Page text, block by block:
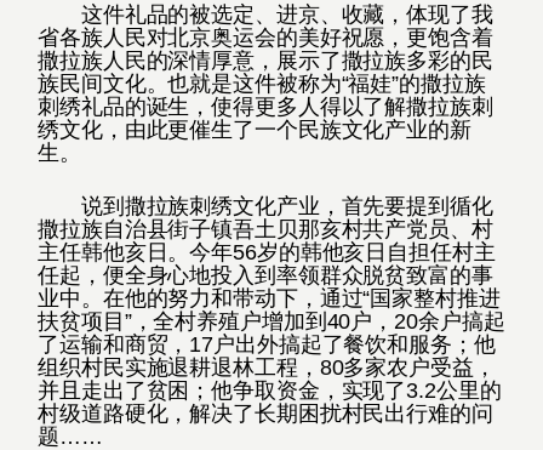
这件礼品的被选定、进京、收藏，体现了我
省各族人民对北京奥运会的美好祝愿，更饱含着
撒拉族人民的深情厚意，展示了撒拉族多彩的民
族民间文化。也就是这件被称为“福娃”的撒拉族
刺绣礼品的诞生，使得更多人得以了解撒拉族刺
绣文化，由此更催生了一个民族文化产业的新
生。
说到撒拉族刺绣文化产业，首先要提到循化
撒拉族自治县街子镇吾土贝那亥村共产党员、村
主任韩他亥日。今年56岁的韩他亥日自担任村主
任起，便全身心地投入到率领群众脱贫致富的事
业中。在他的努力和带动下，通过“国家整村推进
扶贫项目”，全村养殖户增加到40户，20余户搞起
了运输和商贸，17户出外搞起了餐饮和服务；他
组织村民实施退耕退林工程，80多家农户受益，
并且走出了贫困；他争取资金，实现了3.2公里的
村级道路硬化，解决了长期困扰村民出行难的问
题……